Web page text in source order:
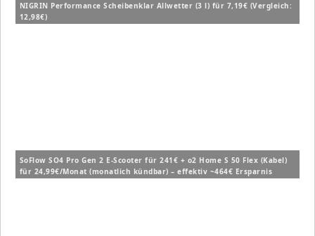
NIGRIN Performance Scheibenklar Allwetter (3 l) für 7,19€ (Vergleich:
12,98€)
SoFlow SO4 Pro Gen 2 E-Scooter für 241€ + o2 Home S 50 Flex (Kabel)
für 24,99€/Monat (monatlich kündbar) – effektiv ~464€ Ersparnis